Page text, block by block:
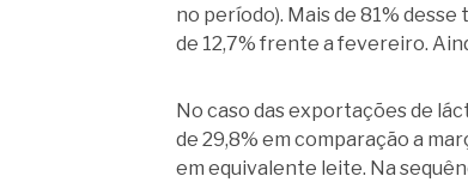
no período). Mais de 81%
de 12,7% frente a fevereiro.
No caso das exportações de
de 29,8% em comparação a
em equivalente leite. Na